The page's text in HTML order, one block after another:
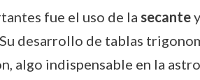
fue el uso de la secante
desarrollo de tablas
algo indispensable en la